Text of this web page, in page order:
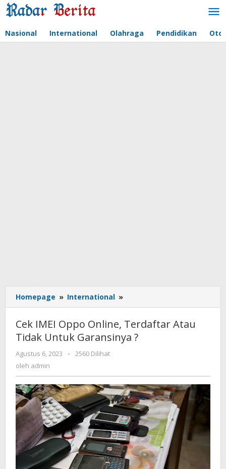
Lewati
ke
Nasional International Olahraga Pendidikan
Homepage » International »
IMEI
Online,
Terdaftar
?
Cek IMEI Oppo Online, Terdaftar Atau
Tidak Untuk Garansinya ?
Agustus 6, 2023
oleh
-
2560 Dilihat
oleh admin